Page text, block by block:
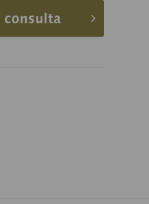
consulta